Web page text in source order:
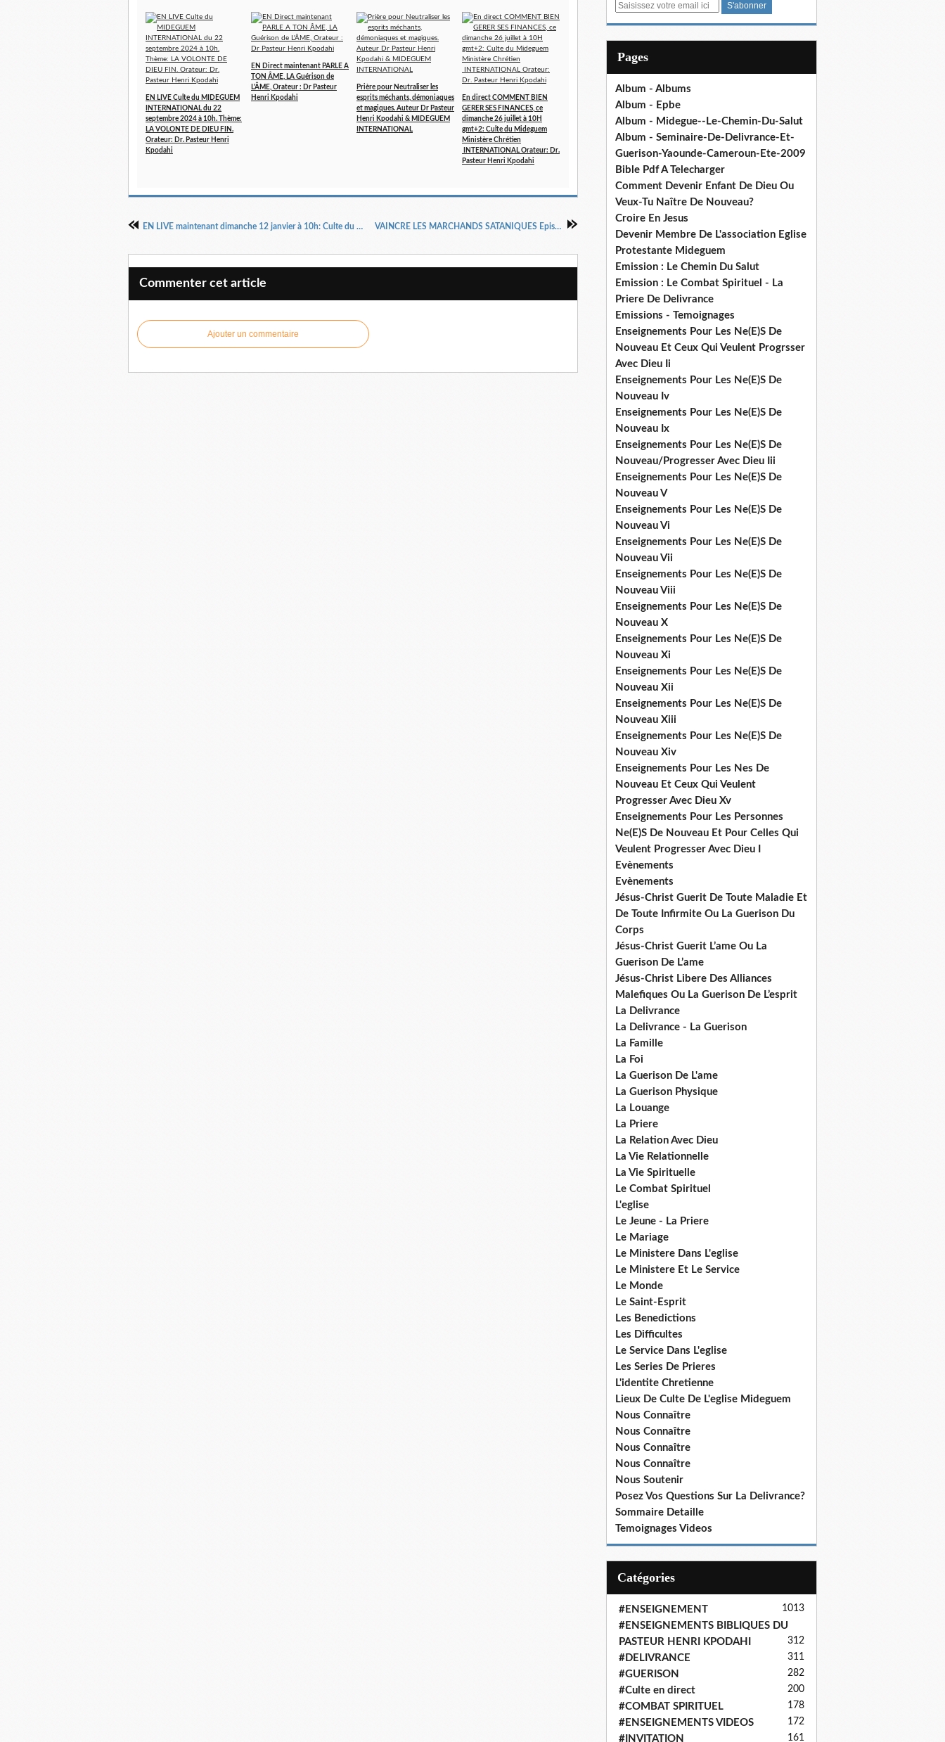
EN LIVE Culte du MIDEGUEM
INTERNATIONAL du 22
septembre 2024 à 10h. Thème:
LA VOLONTE DE DIEU FIN.
Orateur: Dr. Pasteur Henri
Kpodahi
EN Direct maintenant PARLE A
TON ÂME, LA Guérison de
L'ÂME, Orateur : Dr Pasteur
Henri Kpodahi
Prière pour Neutraliser les
esprits méchants, démoniaques
et magiques. Auteur Dr Pasteur
Henri Kpodahi & MIDEGUEM
INTERNATIONAL
En direct COMMENT BIEN
GERER SES FINANCES, ce
dimanche 26 juillet à 10H
gmt+2: Culte du Mideguem
Ministère Chrétien
INTERNATIONAL Orateur: Dr.
Pasteur Henri Kpodahi
EN LIVE maintenant dimanche 12 janvier à 10h: Culte du MIDEGUEM INTERNATIONAL. Thème: L'AMOUR PARFAIT DE DIEU. Orateur: Prophétesse Irène MAKITA VAINCRE LES MARCHANDS SATANIQUES Episode 12, ce Vendredi 17 JANVIER 2025 à 23H GMT+1 par le Docteur Pasteur Henri Kpodahi
Commenter cet article
Ajouter un commentaire
E
Pages
Album - Albums
Album - Epbe
Album - Midegue--Le-Chemin-Du-Salut
Album - Seminaire-De-Delivrance-Et-
Guerison-Yaounde-Cameroun-Ete-2009
Bible Pdf A Telecharger
Comment Devenir Enfant De Dieu Ou
Veux-Tu Naître De Nouveau?
Croire En Jesus
Devenir Membre De L'association Eglise
Protestante Mideguem
Emission : Le Chemin Du Salut
Emission : Le Combat Spirituel - La
Priere De Delivrance
Emissions - Temoignages
Enseignements Pour Les Ne(E)S De
Nouveau Et Ceux Qui Veulent Progrsser
Avec Dieu Ii
Enseignements Pour Les Ne(E)S De
Nouveau Iv
Enseignements Pour Les Ne(E)S De
Nouveau Ix
Enseignements Pour Les Ne(E)S De
Nouveau/Progresser Avec Dieu Iii
Enseignements Pour Les Ne(E)S De
Nouveau V
Enseignements Pour Les Ne(E)S De
Nouveau Vi
Enseignements Pour Les Ne(E)S De
Nouveau Vii
Enseignements Pour Les Ne(E)S De
Nouveau Viii
Enseignements Pour Les Ne(E)S De
Nouveau X
Enseignements Pour Les Ne(E)S De
Nouveau Xi
Enseignements Pour Les Ne(E)S De
Nouveau Xii
Enseignements Pour Les Ne(E)S De
Nouveau Xiii
Enseignements Pour Les Ne(E)S De
Nouveau Xiv
Enseignements Pour Les Nes De
Nouveau Et Ceux Qui Veulent
Progresser Avec Dieu Xv
Enseignements Pour Les Personnes
Ne(E)S De Nouveau Et Pour Celles Qui
Veulent Progresser Avec Dieu I
Evènements
Evènements
Jésus-Christ Guerit De Toute Maladie Et
De Toute Infirmite Ou La Guerison Du
Corps
Jésus-Christ Guerit L’ame Ou La
Guerison De L’ame
Jésus-Christ Libere Des Alliances
Malefiques Ou La Guerison De L’esprit
La Delivrance
La Delivrance - La Guerison
La Famille
La Foi
La Guerison De L'ame
La Guerison Physique
La Louange
La Priere
La Relation Avec Dieu
La Vie Relationnelle
La Vie Spirituelle
Le Combat Spirituel
L'eglise
Le Jeune - La Priere
Le Mariage
Le Ministere Dans L'eglise
Le Ministere Et Le Service
Le Monde
Le Saint-Esprit
Les Benedictions
Les Difficultes
Le Service Dans L'eglise
Les Series De Prieres
L'identite Chretienne
Lieux De Culte De L'eglise Mideguem
Nous Connaître
Nous Connaître
Nous Connaître
Nous Connaître
Nous Soutenir
Posez Vos Questions Sur La Delivrance?
Sommaire Detaille
Temoignages Videos
Catégories
#ENSEIGNEMENT 1013
#ENSEIGNEMENTS BIBLIQUES DU
PASTEUR HENRI KPODAHI
312
#DELIVRANCE 311
#GUERISON 282
#Culte en direct 200
#COMBAT SPIRITUEL 178
#ENSEIGNEMENTS VIDEOS 172
#INVITATION 161